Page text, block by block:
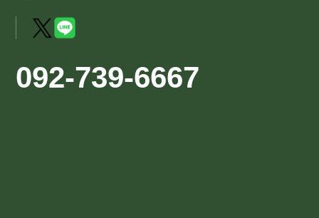
092-739-6667